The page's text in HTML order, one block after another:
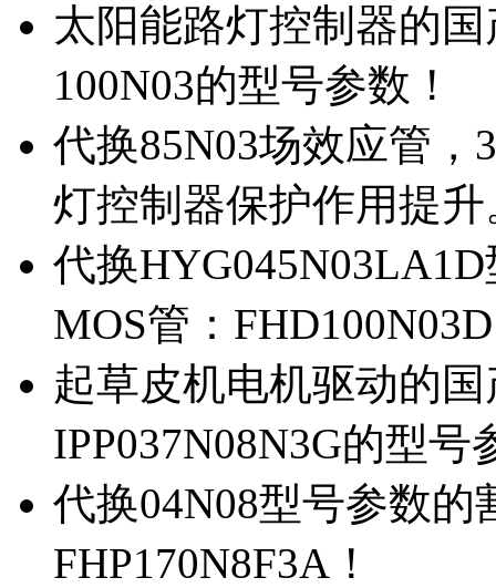
太阳能路灯控制器的
100N03的型号参数！
代换85N03场效应管
灯控制器保护作用提升
代换
MOS管：
起草皮机电机驱动的
IPP037N08N3G的型号
代换04N08型号参数
FHP170N8F3A！